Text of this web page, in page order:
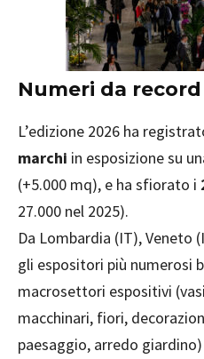
Numeri da record
L’edizione 2026 ha
marchi in esposizione su
(+5.000 mq), e ha sfiorato i
27.000 nel 2025).
Da Lombardia (IT), Veneto
gli espositori più numerosi
macrosettori espositivi
macchinari, fiori,
paesaggio, arredo